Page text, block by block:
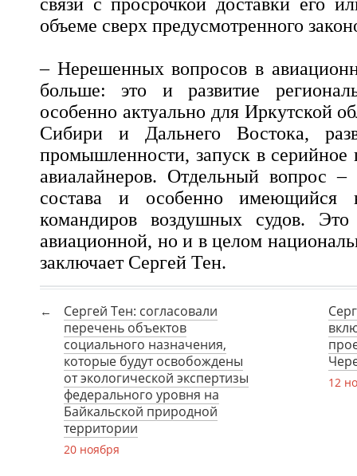
объеме сверх предусмотренного
– Нерешенных вопросов в
больше: это и развитие
особенно актуально для Иркутской
Сибири и Дальнего Востока,
промышленности, запуск в серийное
авиалайнеров. Отдельный вопрос –
состава и особенно имеющийся
командиров воздушных судов.
авиационной, но и в целом
заключает Сергей Тен.
Сергей Тен: согласовали
перечень объектов
социального назначения,
которые будут освобождены
от экологической экспертизы
федерального уровня на
Байкальской природной
территории
20 ноября
12